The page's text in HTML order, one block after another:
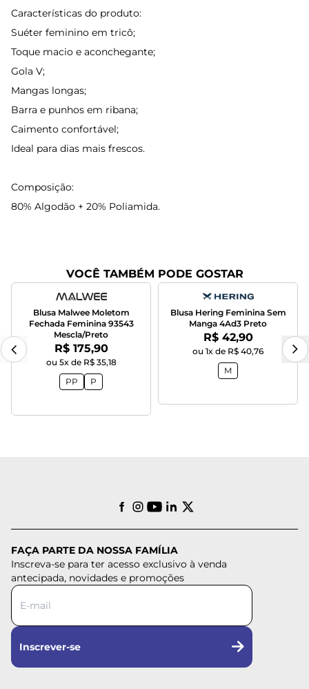
Características do produto:
Suéter feminino em tricô;
Toque macio e aconchegante;
Gola V;
Mangas longas;
Barra e punhos em ribana;
Caimento confortável;
Ideal para dias mais frescos.
Composição:
80% Algodão + 20% Poliamida.
VOCÊ TAMBÉM PODE GOSTAR
Blusa Malwee Moletom
Fechada Feminina 93543
Mescla/Preto
Por:
R$ 175,90
ou 5x de R$ 35,18
PP
P
Blusa Hering Feminina Sem
Manga 4Ad3 Preto
Por:
R$ 42,90
ou 1x de R$ 40,76
M
FAÇA PARTE DA NOSSA FAMÍLIA
Inscreva-se para ter acesso exclusivo à venda
antecipada, novidades e promoções
Inscrever-se